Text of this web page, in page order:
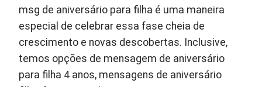
msg de aniversário para filha é uma maneira
especial de celebrar essa fase cheia de
crescimento e novas descobertas. Inclusive,
temos opções de mensagem de aniversário
para filha 4 anos, mensagens de aniversário